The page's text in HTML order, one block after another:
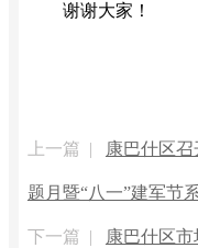
谢谢大家！
上一篇 | 康巴什区召
题月暨“八一”建军节
下一篇 | 康巴什区